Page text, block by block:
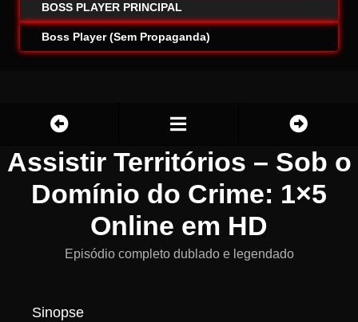
BOSS PLAYER PRINCIPAL
Boss Player (Sem Propaganda)
Assistir Territórios – Sob o
Domínio do Crime: 1×5
Online em HD
Episódio completo dublado e legendado
Sinopse